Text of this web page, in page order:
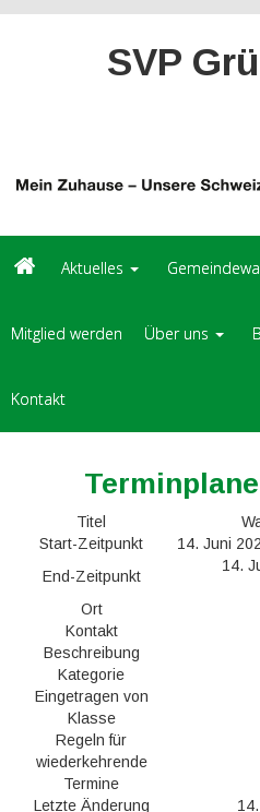
SVP
Aktuelles
Mitglied werden Über uns
Kontakt
Titel
Start-Zeitpunkt
14. Juni
End-Zeitpunkt
14.
Ort
Kontakt
Beschreibung
Kategorie
Eingetragen von
Klasse
Regeln für
wiederkehrende
Termine
Letzte Änderung